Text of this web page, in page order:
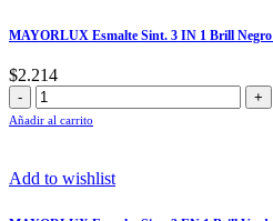
MAYORLUX Esmalte Sint. 3 IN 1 Brill
$2.214
MAYORLUX
Esmalte
IN
Brill
Añadir al carrito
Add to wishlist